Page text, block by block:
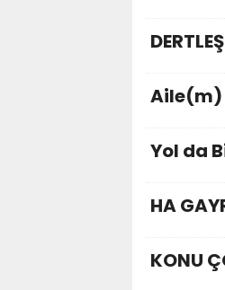
Aile(m)
Yol da
HA
KONU